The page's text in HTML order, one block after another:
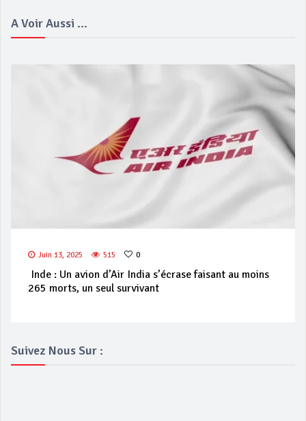
A Voir Aussi ...
Juin 13, 2025 515 0
Inde : Un avion d’Air India s’écrase faisant au moins
265 morts, un seul survivant
Suivez Nous Sur :